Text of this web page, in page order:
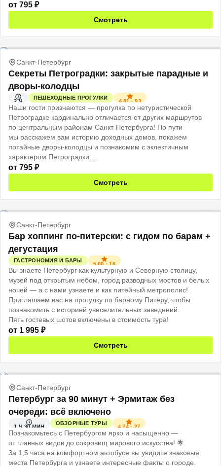
от 795 ₽
Смотреть
Санкт-Петербург
Секреты Петроградки: закрытые парадные и
дворы-колодцы
2 Ч
ПЕШЕХОДНЫЕ ПРОГУЛКИ
4.81 ·93
Наши гости признаются — прогулка по нетуристической
Петроградке кардинально отличается от других маршрутов
по центральным районам Санкт-Петербурга! По пути
мы расскажем вам историю доходных домов, покажем
потайные дворы-колодцы и познакомим с эклектичным
характером Петроградки.
от 795 ₽
Смотреть
Санкт-Петербург
Бар хоппинг по-питерски: с гидом по барам +
дегустация
ГАСТРОНОМИЯ И БАРЫ
5.00 ·16
Вы знаете Петербург как культурную и Северную столицу,
музей под открытым небом, город разводных мостов и белых
ночей — а с нами узнаете и как питейный метрополис!
Приглашаем вас на прогулку по барному Питеру, чтобы
познакомить с историей увеселительных заведений.
Пять гостевых шотов включены в стоимость тура!
от 1 995 ₽
Смотреть
Санкт-Петербург
Петербург за 90 минут + Эрмитаж без
очереди: всё включено
1 Ч 30 МИН
ОБЗОРНЫЕ ТУРЫ
4.74· 27
Познакомьтесь с Петербургом ярко и насыщенно —
от главных видов до сокровищ мирового искусства! 🌟
За 1,5 часа на комфортном автобусе вы увидите знаковые
места Петербурга и узнаете интересные факты о городе.